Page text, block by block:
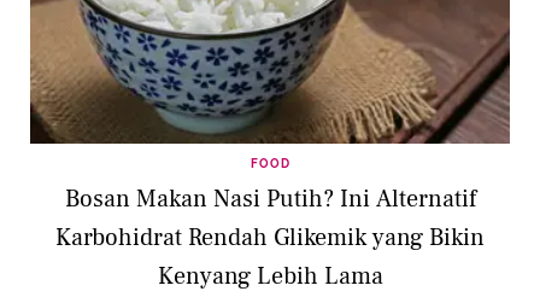
FOOD
Bosan Makan Nasi Putih? Ini Alternatif
Karbohidrat Rendah Glikemik yang Bikin
Kenyang Lebih Lama